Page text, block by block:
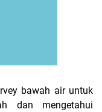
bawah air untuk
dan mengetahui